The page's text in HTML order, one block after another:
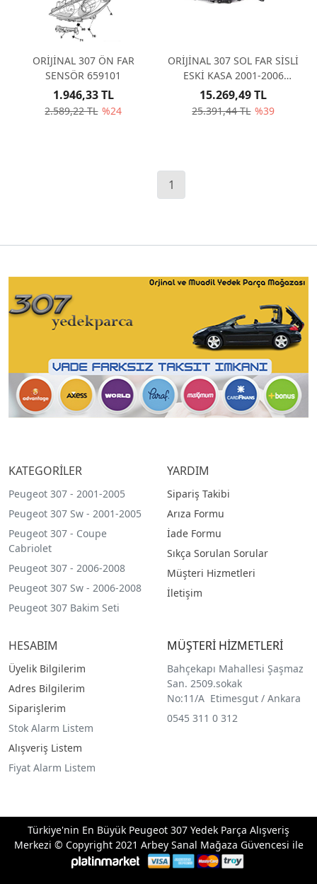
ORİJİNAL 307 ÖN FAR
SENSÖR 659101
2.589,22 TL %24
1.946,33 TL
ORİJİNAL 307 SOL FAR SİSLİ
ESKİ KASA 2001-2006
6204Z3
25.391,44 TL %39
15.269,49 TL
1
KATEGORİLER
Peugeot 307 - 2001-2005
Peugeot 307 Sw - 2001-2005
Peugeot 307 - Coupe
Cabriolet
Peugeot 307 - 2006-2008
Peugeot 307 Sw - 2006-2008
Peugeot 307 Bakim Seti
YARDIM
Sipariş Takibi
Arıza Formu
İade Formu
Sıkça Sorulan Sorular
Müşteri Hizmetleri
İletişim
HESABIM
Üyelik Bilgilerim
Adres Bilgilerim
Siparişlerim
Stok Alarm Listem
Alışveriş Listem
Fiyat Alarm Listem
MÜŞTERİ HİZMETLERİ
Bahçekapı Mahallesi Şaşmaz
San. 2509.sokak
No:11/A Etimesgut / Ankara
0545 311 0 312
Türkiye'nin En Büyük Peugeot 307 Yedek Parça Alışveriş
Merkezi © Copyright 2021 Arbey Sanal Mağaza Güvencesi ile